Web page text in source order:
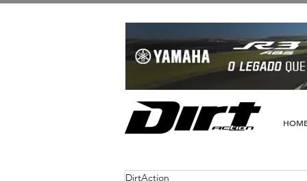
DirtAction